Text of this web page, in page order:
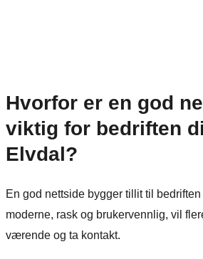
Hvorfor er en god
viktig for bedriften
Elvdal?
En god nettside bygger tillit til
moderne, rask og brukervennlig, vil
værende og ta kontakt.